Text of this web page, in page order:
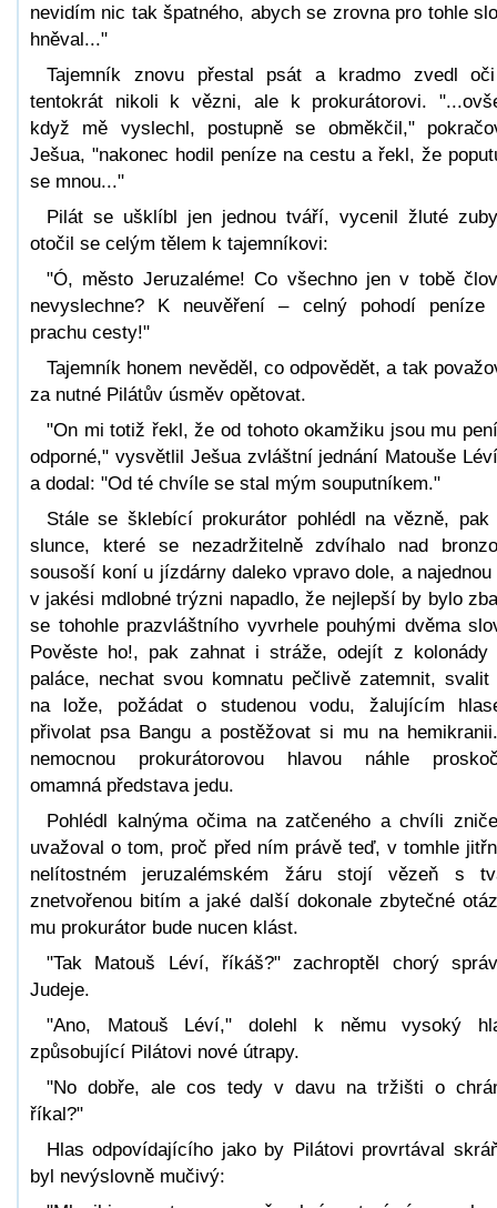
nevidím nic tak špatného, abych se zrovna pro tohle
hněval..."
Tajemník znovu přestal psát a kradmo zvedl
tentokrát nikoli k vězni, ale k prokurátorovi.
když mě vyslechl, postupně se obměkčil,"
Ješua, "nakonec hodil peníze na cestu a řekl, že
se mnou..."
Pilát se ušklíbl jen jednou tváří, vycenil žluté
otočil se celým tělem k tajemníkovi:
"Ó, město Jeruzaléme! Co všechno jen v tobě
nevyslechne? K neuvěření – celný pohodí peníze
prachu cesty!"
Tajemník honem nevěděl, co odpovědět, a tak
za nutné Pilátův úsměv opětovat.
"On mi totiž řekl, že od tohoto okamžiku jsou mu
odporné," vysvětlil Ješua zvláštní jednání Matouše
a dodal: "Od té chvíle se stal mým souputníkem."
Stále se šklebící prokurátor pohlédl na vězně, pak
slunce, které se nezadržitelně zdvíhalo nad
sousoší koní u jízdárny daleko vpravo dole, a najednou
v jakési mdlobné trýzni napadlo, že nejlepší by bylo
se tohohle prazvláštního vyvrhele pouhými dvěma
Pověste ho!, pak zahnat i stráže, odejít z kolonády
paláce, nechat svou komnatu pečlivě zatemnit, svalit
na lože, požádat o studenou vodu, žalujícím
přivolat psa Bangu a postěžovat si mu na
nemocnou prokurátorovou hlavou náhle
omamná představa jedu.
Pohlédl kalnýma očima na zatčeného a chvíli
uvažoval o tom, proč před ním právě teď, v tomhle
nelítostném jeruzalémském žáru stojí vězeň s
znetvořenou bitím a jaké další dokonale zbytečné
mu prokurátor bude nucen klást.
"Tak Matouš Léví, říkáš?" zachroptěl chorý
Judeje.
"Ano, Matouš Léví," dolehl k němu vysoký
způsobující Pilátovi nové útrapy.
"No dobře, ale cos tedy v davu na tržišti o
říkal?"
Hlas odpovídajícího jako by Pilátovi provrtával
byl nevýslovně mučivý: